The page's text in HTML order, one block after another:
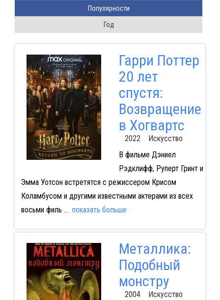
Популярности
Год
Гарри Поттер
20 лет
спустя:
Возвращение
в Хогвартс
2022 Искусство
В фильме Дэниел
Рэдклифф, Руперт Гринт и
Эмма Уотсон встретятся с режиссером Крисом
Коламбусом и другими известными актерами из всех
восьми филь ... показать больше
Металлика:
Подобный
монстру
2004 Искусство